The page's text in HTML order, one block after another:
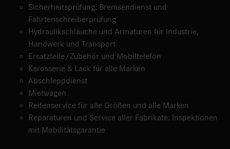
Sicherheitsprüfung, Bremsendienst und
Fahrtenschreiberprüfung
Hydraulikschläuche und Armaturen für Industrie,
Handwerk und Transport
Ersatzteile/Zubehör und Mobiltelefon
Karosserie & Lack für alle Marken
Abschleppdienst
Mietwagen
Reifenservice für alle Größen und alle Marken
Reparaturen und Service aller Fabrikate. Inspektionen
mit Mobilitätsgarantie